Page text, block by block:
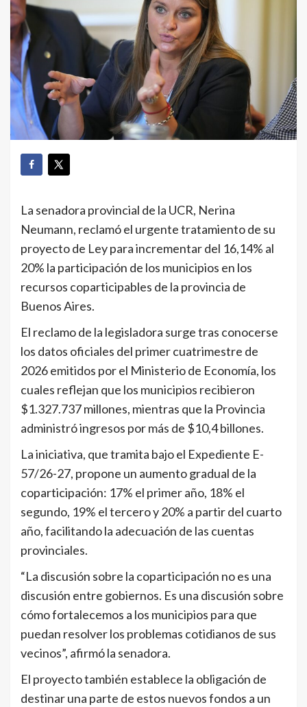
La senadora provincial de la UCR, Nerina
Neumann, reclamó el urgente tratamiento de su
proyecto de Ley para incrementar del 16,14% al
20% la participación de los municipios en los
recursos coparticipables de la provincia de
Buenos Aires.
El reclamo de la legisladora surge tras conocerse
los datos oficiales del primer cuatrimestre de
2026 emitidos por el Ministerio de Economía, los
cuales reflejan que los municipios recibieron
$1.327.737 millones, mientras que la Provincia
administró ingresos por más de $10,4 billones.
La iniciativa, que tramita bajo el Expediente E-
57/26-27, propone un aumento gradual de la
coparticipación: 17% el primer año, 18% el
segundo, 19% el tercero y 20% a partir del cuarto
año, facilitando la adecuación de las cuentas
provinciales.
“La discusión sobre la coparticipación no es una
discusión entre gobiernos. Es una discusión sobre
cómo fortalecemos a los municipios para que
puedan resolver los problemas cotidianos de sus
vecinos”, afirmó la senadora.
El proyecto también establece la obligación de
destinar una parte de estos nuevos fondos a un